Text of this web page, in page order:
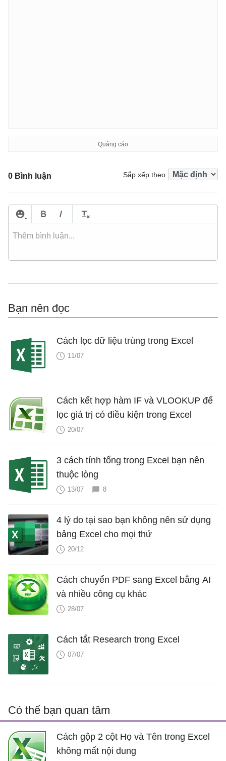
0 Bình luận Sắp xếp theo
Bạn nên đọc
Cách lọc dữ liệu trùng trong Excel
11/07
Cách kết hợp hàm IF và VLOOKUP để
lọc giá trị có điều kiện trong Excel
20/07
3 cách tính tổng trong Excel bạn nên
thuộc lòng
13/07 8
4 lý do tại sao bạn không nên sử dụng
bảng Excel cho mọi thứ
20/12
Cách chuyển PDF sang Excel bằng AI
và nhiều công cụ khác
28/07
Cách tắt Research trong Excel
07/07
Có thể bạn quan tâm
Cách gộp 2 cột Họ và Tên trong Excel
không mất nội dung